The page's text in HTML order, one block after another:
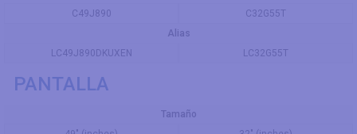
C49J890
C32G55T
Alias
LC49J890DKUXEN
LC32G55T
PANTALLA
Tamaño